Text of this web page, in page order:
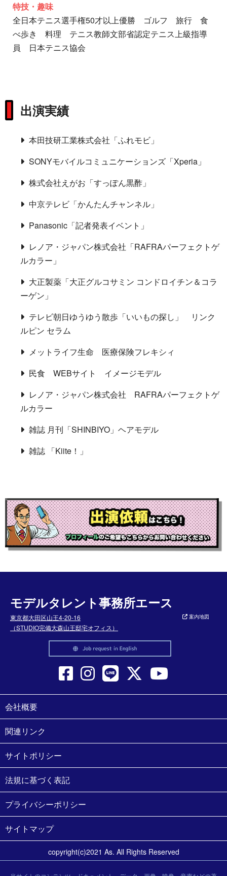
特技・趣味
全日本テニス選手権50才以上優勝 ゴルフ 旅行 食
べ歩き 料理 テニス教師文部省認定テニス上級指導
員 日本テニス協会
出演実績
本田技研工業株式会社「ふれモビ」
SONYモバイルコミュニケーションズ「Xperia」
株式会社えがお「すっぽん黒酢」
中京テレビ「かんたんチャンネル」
Panasonic「記者発表イベント」
レノア・ジャパン株式会社「RAFRAパーフェクトゲ
ルカラー」
大正製薬「大正グルコサミン コンドロイチン＆コラ
ーゲン」
テレビ朝日ゆうゆう散歩「いいもの探し」 リンク
ルピン セラム
メットライフ生命 医療保険フレキシィ
民食 WEBサイト イメージモデル
レノア・ジャパン株式会社 RAFRAパーフェクトゲ
ルカラー
雑誌 月刊「SHINBIYO」ヘアモデル
雑誌 「Kiite！」
モデルタレント事務所エース
東京都大田区山王4-20-16
（STUDIO完備大森山王邸宅オフィス）
案内地図
会社概要
関連リンク
サイトポリシー
法規に基づく表記
プライバシーポリシー
サイトマップ
copyright(c)2021 As. All Rights Reserved